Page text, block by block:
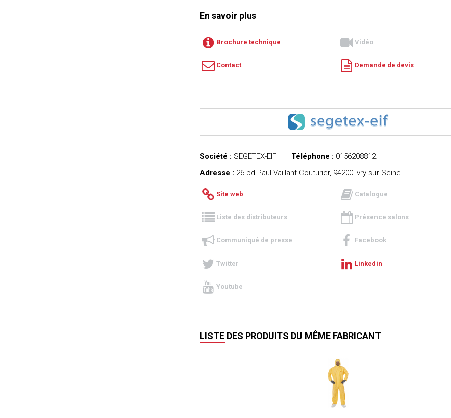
En savoir plus
Brochure technique Vidéo
Contact Demande de devis
Société : SEGETEX-EIF Téléphone : 0156208812
Adresse : 26 bd Paul Vaillant Couturier, 94200 Ivry-sur-Seine
Site web Catalogue
Liste des distributeurs Présence salons
Communiqué de presse Facebook
Twitter Linkedin
Youtube
LISTE DES PRODUITS DU MÊME FABRICANT